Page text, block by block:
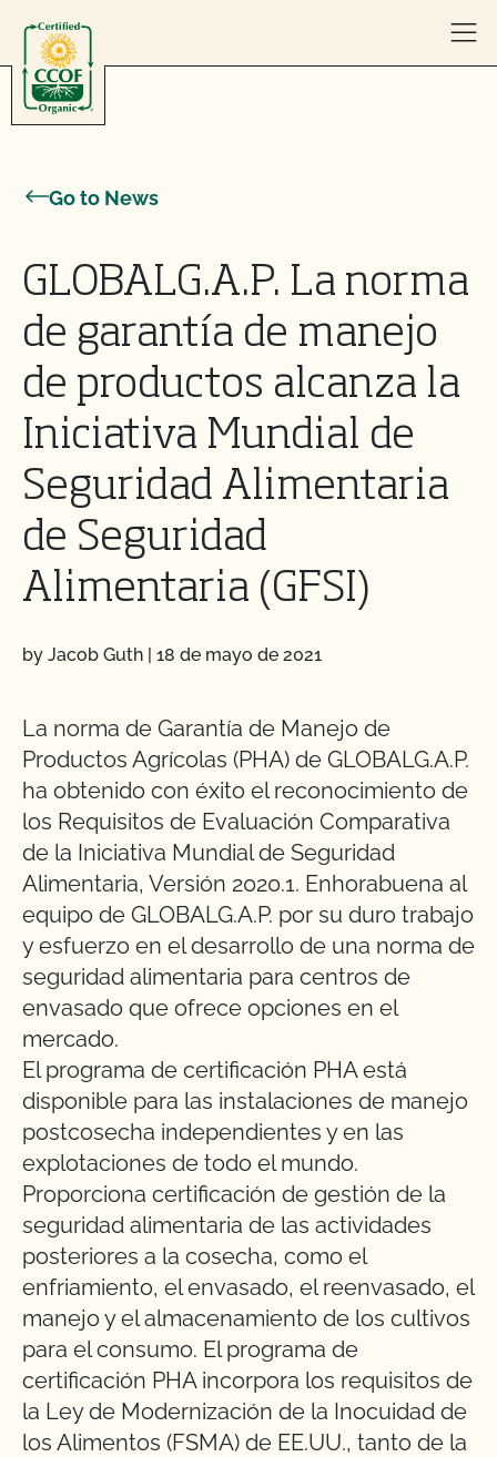
Go to News
GLOBALG.A.P. La norma
de garantía de manejo
de productos alcanza la
Iniciativa Mundial de
Seguridad Alimentaria
de Seguridad
Alimentaria (GFSI)
by Jacob Guth | 18 de mayo de 2021
La norma de Garantía de Manejo de
Productos Agrícolas (PHA) de GLOBALG.A.P.
ha obtenido con éxito el reconocimiento de
los Requisitos de Evaluación Comparativa
de la Iniciativa Mundial de Seguridad
Alimentaria, Versión 2020.1. Enhorabuena al
equipo de GLOBALG.A.P. por su duro trabajo
y esfuerzo en el desarrollo de una norma de
seguridad alimentaria para centros de
envasado que ofrece opciones en el
mercado.
El programa de certificación PHA está
disponible para las instalaciones de manejo
postcosecha independientes y en las
explotaciones de todo el mundo.
Proporciona certificación de gestión de la
seguridad alimentaria de las actividades
posteriores a la cosecha, como el
enfriamiento, el envasado, el reenvasado, el
manejo y el almacenamiento de los cultivos
para el consumo. El programa de
certificación PHA incorpora los requisitos de
la Ley de Modernización de la Inocuidad de
los Alimentos (FSMA) de EE.UU., tanto de la